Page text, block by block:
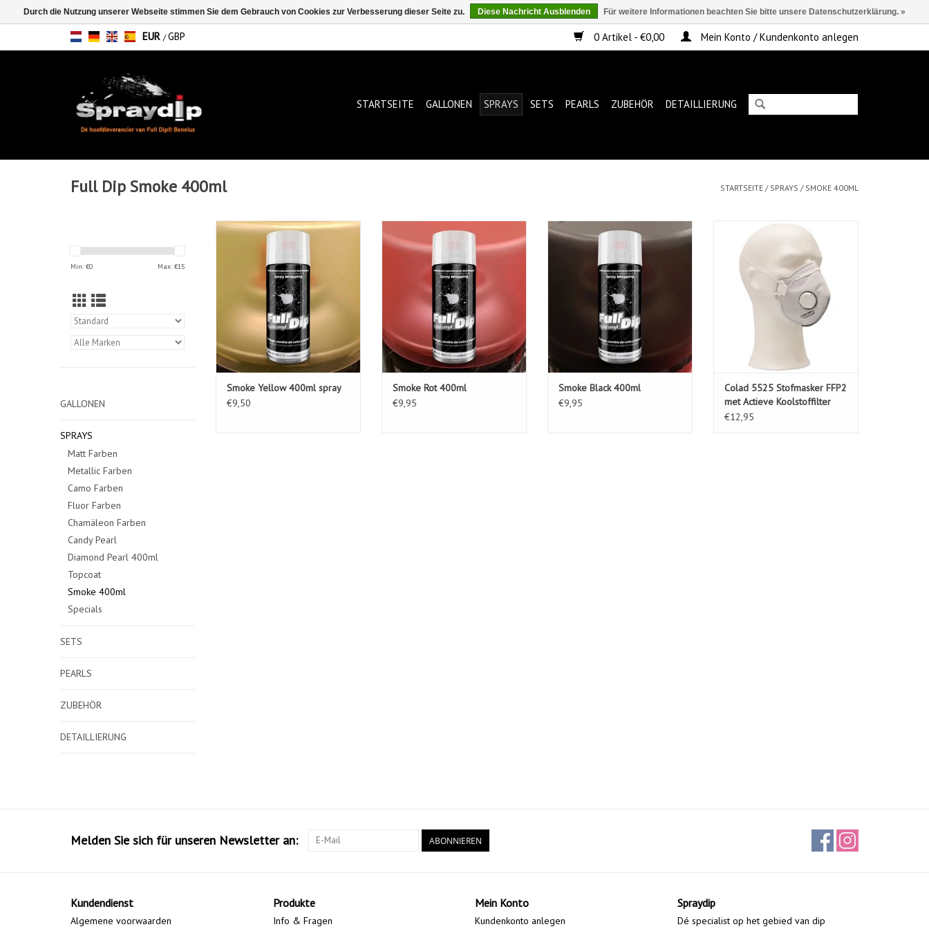
EUR /GBP 0 Artikel - €0,00 Mein Konto / Kundenkonto anlegen
STARTSEITE GALLONEN SPRAYS SETS PEARLS ZUBEHÖR DETAILLIERUNG
Full Dip Smoke 400ml STARTSEITE / SPRAYS / SMOKE 400ML
Min: €0 Max: €15
GALLONEN
SPRAYS
Matt Farben
Metallic Farben
Camo Farben
Fluor Farben
Chamäleon Farben
Candy Pearl
Diamond Pearl 400ml
Topcoat
Smoke 400ml
Specials
SETS
PEARLS
ZUBEHÖR
DETAILLIERUNG
FullDip Smoke Yellow 400ml
ZUM WARENKORB HINZUFÜGEN
Smoke Yellow 400ml spray
€9,50
ZUM WARENKORB HINZUFÜGEN
Smoke Rot 400ml
€9,95
ZUM WARENKORB HINZUFÜGEN
Smoke Black 400ml
€9,95
COLAD Stofmasker FFP2 Carbon +
actieve koolstof met ventiel
ZUM WARENKORB HINZUFÜGEN
Colad 5525 Stofmasker FFP2
met Actieve Koolstoffilter
€12,95
Melden Sie sich für unseren Newsletter an: ABONNIEREN
Kundendienst
Algemene voorwaarden
Produkte
Info & Fragen
Mein Konto
Kundenkonto anlegen
Spraydip
Dé specialist op het gebied van dip
Durch die Nutzung unserer Webseite stimmen Sie dem Gebrauch von Cookies zur Verbesserung dieser Seite zu. Diese Nachricht Ausblenden Für weitere Informationen beachten Sie bitte unsere Datenschutzerklärung. »